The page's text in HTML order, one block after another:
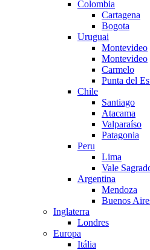
Colombia
Cartagena
Bogota
Uruguai
Montevideo
Montevideo
Carmelo
Punta del
Chile
Santiago
Atacama
Valparaíso
Patagonia
Peru
Lima
Vale
Argentina
Mendoza
Buenos
Inglaterra
Londres
Europa
Itália